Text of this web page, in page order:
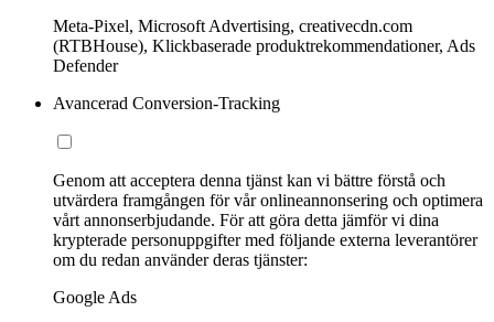
Meta-Pixel, Microsoft Advertising, creativecdn.com
(RTBHouse), Klickbaserade produktrekommendationer, Ads
Defender
Avancerad Conversion-Tracking
Genom att acceptera denna tjänst kan vi bättre förstå och
utvärdera framgången för vår onlineannonsering och optimera
vårt annonserbjudande. För att göra detta jämför vi dina
krypterade personuppgifter med följande externa leverantörer
om du redan använder deras tjänster:
Google Ads